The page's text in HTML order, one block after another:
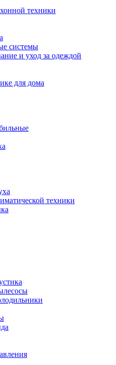
техники
системы
и уход за одеждой
для дома
техники